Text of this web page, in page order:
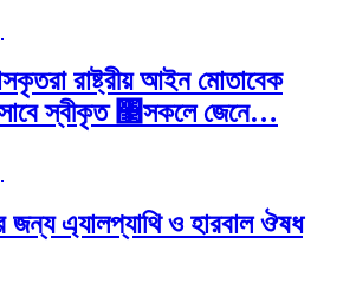
রাষ্ট্রীয় আইন মোতাবেক
স্বীকৃত ঳সকলে জেনে…
জন্য এ্যালপ্যাথি ও হারবাল ঔষধ